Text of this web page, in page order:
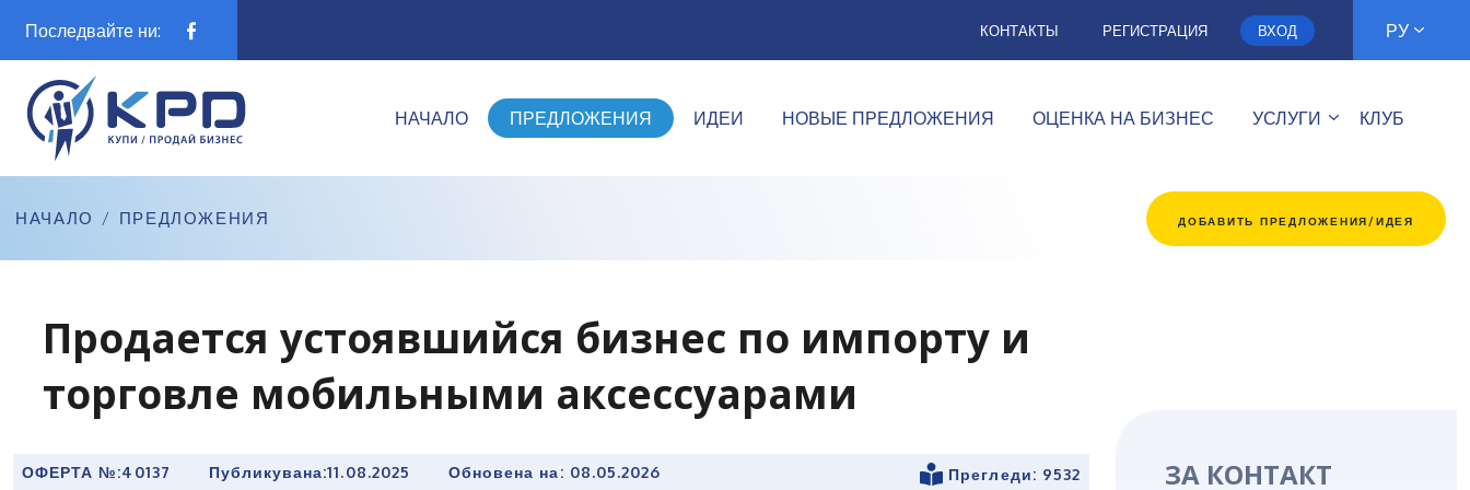
Последвайте ни: КОНТАКТЫ РЕГИСТРАЦИЯ ВХОД РУ
НАЧАЛО ПРЕДЛОЖЕНИЯ ИДЕИ НОВЫЕ ПРЕДЛОЖЕНИЯ ОЦЕНКА НА БИЗНЕС УСЛУГИ КЛУБ
НАЧАЛО / ПРЕДЛОЖЕНИЯ ДОБАВИТЬ ПРЕДЛОЖЕНИЯ/ИДЕЯ
Продается устоявшийся бизнес по импорту и
торговле мобильными аксессуарами
ОФЕРТА №:40137 Публикувана:11.08.2025 Обновена на: 08.05.2026 Прегледи: 9532 ЗА КОНТАКТ